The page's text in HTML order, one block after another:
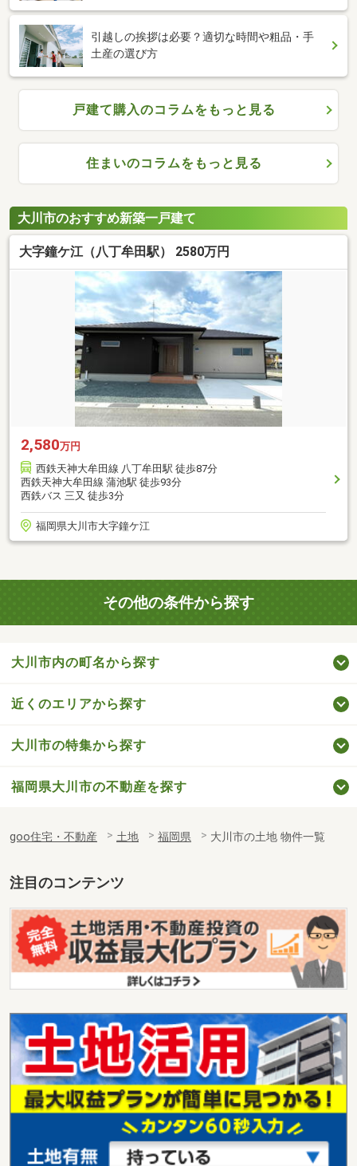
引越しの挨拶は必要？適切な時間や粗品・手
土産の選び方
戸建て購入のコラムをもっと見る
住まいのコラムをもっと見る
大川市のおすすめ新築一戸建て
大字鐘ケ江（八丁牟田駅） 2580万円
2,580万円
西鉄天神大牟田線 八丁牟田駅 徒歩87分
西鉄天神大牟田線 蒲池駅 徒歩93分
西鉄バス 三又 徒歩3分
福岡県大川市大字鐘ケ江
その他の条件から探す
大川市内の町名から探す
近くのエリアから探す
大川市の特集から探す
福岡県大川市の不動産を探す
goo住宅・不動産 土地 福岡県 大川市の土地 物件一覧
注目のコンテンツ